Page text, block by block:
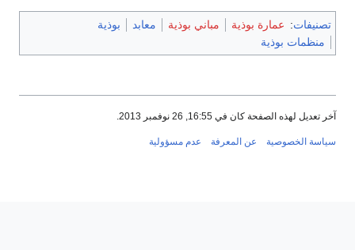
تصنيفات: عمارة بوذية مباني بوذية معابد
بوذية
منظمات بوذية
آخر تعديل لهذه الصفحة كان في 16:55, 26 نوفمبر 2013.
سياسة الخصوصية عن المعرفة عدم مسؤولية